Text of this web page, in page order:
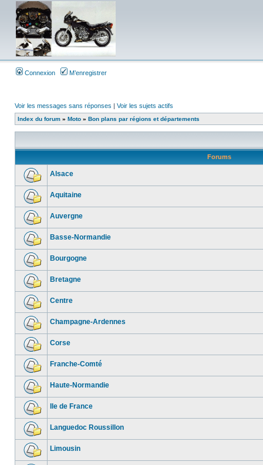
Connexion M’enregistrer
Voir les messages sans réponses | Voir les sujets actifs
Index du forum » Moto » Bon plans par régions et départements
Forums
Alsace
Aquitaine
Auvergne
Basse-Normandie
Bourgogne
Bretagne
Centre
Champagne-Ardennes
Corse
Franche-Comté
Haute-Normandie
Ile de France
Languedoc Roussillon
Limousin